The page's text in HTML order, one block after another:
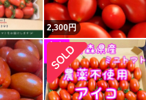
2,300円